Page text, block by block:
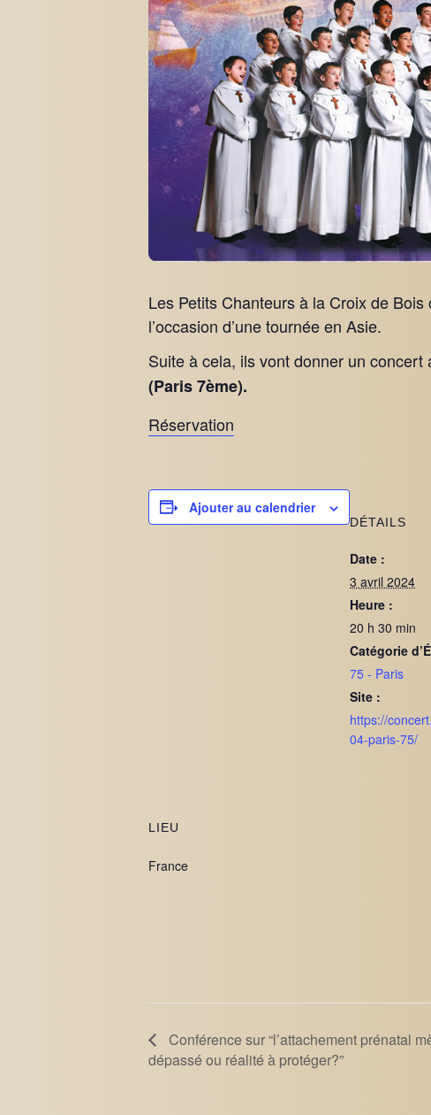
Les Petits Chanteurs à la Croix de
l’occasion d’une tournée en Asie.
Suite à cela, ils vont donner un concert
(Paris 7ème).
Réservation
Ajouter au calendrier
DÉTAILS
Date :
3 avril 2024
Heure :
20 h 30 min
Catégorie
75 - Paris
Site :
https://
04-paris-75/
LIEU
France
Conférence sur “l’attachement prénatal
dépassé ou réalité à protéger?”